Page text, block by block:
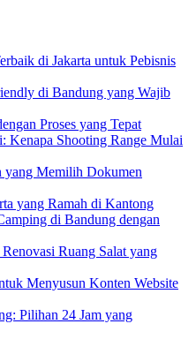
di Jakarta untuk Pebisnis
di Bandung yang Wajib
Proses yang Tepat
Kenapa Shooting Range Mulai
yang Memilih Dokumen
yang Ramah di Kantong
di Bandung dengan
Ruang Salat yang
Menyusun Konten Website
Pilihan 24 Jam yang